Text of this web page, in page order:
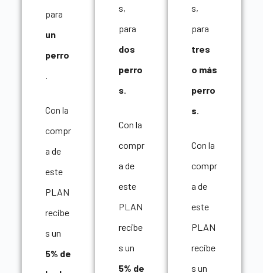
para
un
perro
.
Con la
compr
a de
este
PLAN
recibe
s un
5% de
s,
para
dos
perro
s.
Con la
compr
a de
este
PLAN
recibe
s un
5% de
s,
para
tres
o más
perro
s.
Con la
compr
a de
este
PLAN
recibe
s un